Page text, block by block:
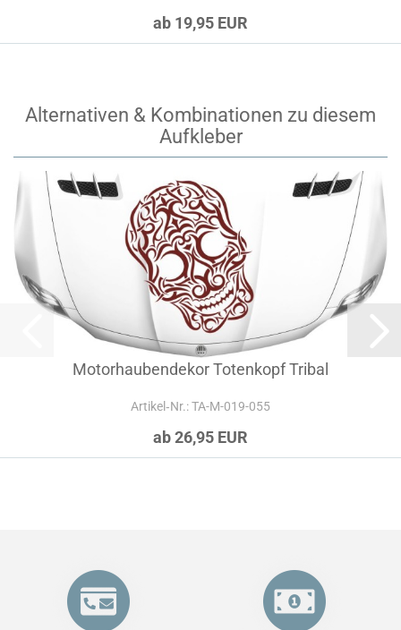
ab 19,95 EUR
Alternativen & Kombinationen zu diesem
Aufkleber
Motorhaubendekor Totenkopf Tribal
Artikel‑Nr.: TA-M-019-055
ab 26,95 EUR